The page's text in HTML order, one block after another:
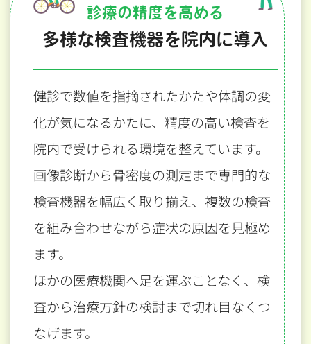
診療の精度を高める
多様な検査機器を院内に導入
健診で数値を指摘されたかたや体調の変
化が気になるかたに、 精度の高い検査を
院内で受けられる環境を整えています。
画像診断から骨密度の測定まで専門的な
検査機器を幅広く取り揃え、 複数の検査
を組み合わせながら症状の原因を見極め
ます。
ほかの医療機関へ足を運ぶことなく、検
査から治療方針の検討まで切れ目なくつ
なげます。